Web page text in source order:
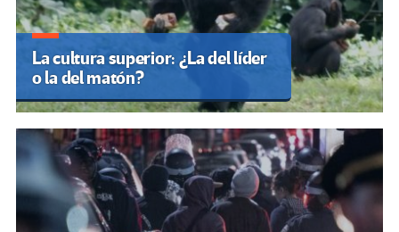
La cultura superior: ¿La del líder
o la del matón?